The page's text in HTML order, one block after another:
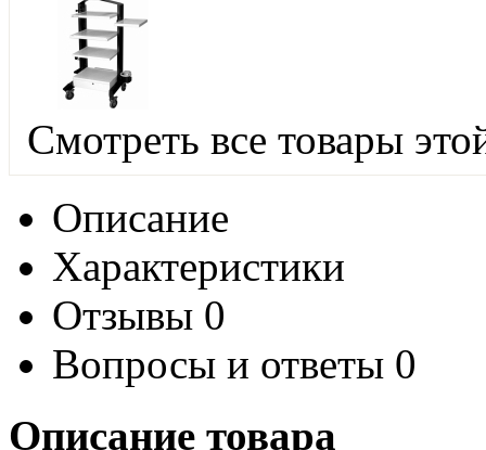
Смотреть все товары
Описание
Характеристики
Отзывы 0
Вопросы и ответы 0
Описание товара